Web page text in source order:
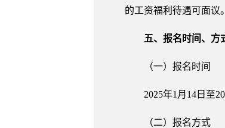
的工资福利待遇可面议。
五、报名时间、方
（一）报名时间
2025年1月14日至
（二）报名方式